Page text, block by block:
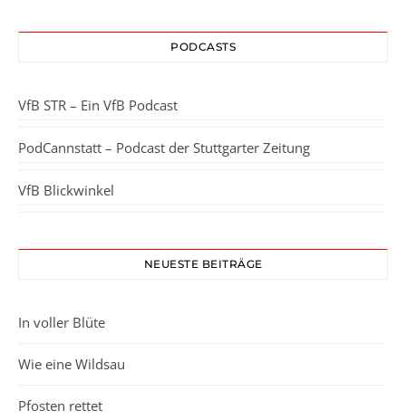
PODCASTS
VfB STR – Ein VfB Podcast
PodCannstatt – Podcast der Stuttgarter Zeitung
VfB Blickwinkel
NEUESTE BEITRÄGE
In voller Blüte
Wie eine Wildsau
Pfosten rettet